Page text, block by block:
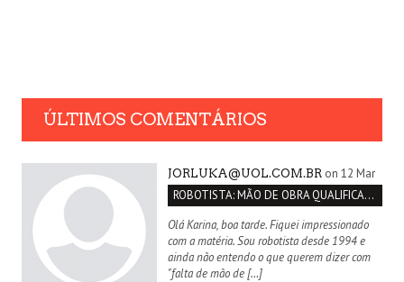
ÚLTIMOS COMENTÁRIOS
JORLUKA@UOL.COM.BR on 12 Mar
ROBOTISTA: MÃO DE OBRA QUALIFICADA INEXISTENTE NO BRASIL
Olá Karina, boa tarde. Fiquei impressionado
com a matéria. Sou robotista desde 1994 e
ainda não entendo o que querem dizer com
"falta de mão de […]